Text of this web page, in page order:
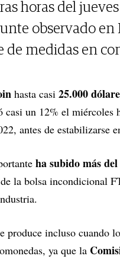
horas del
observado
de medidas en
hasta casi 25.000
un 12% el miércoles
antes de estabilizarse
ha subido más
la bolsa incondicional
incluso cuando
ya que la